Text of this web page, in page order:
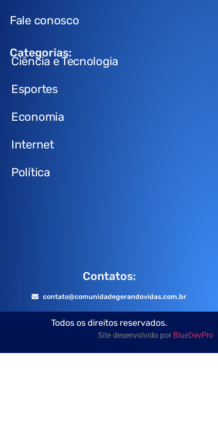
Fale conosco
Categorias:
Ciência e Tecnologia
Esportes
Economia
Internet
Política
Contatos:
contato@comunidadegerandovidas.com.br
Todos os direitos reservados.
Site desenvolvido por BlueDevPro